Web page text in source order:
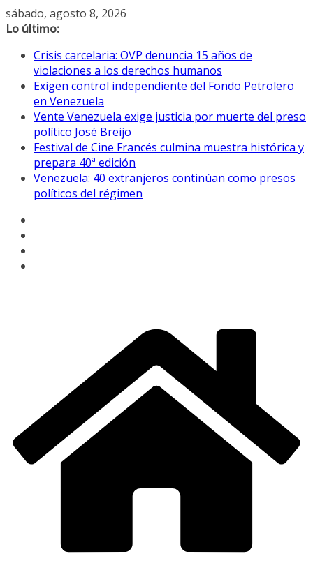
Saltar
al
sábado, agosto 8, 2026
Lo último:
Crisis carcelaria: OVP denuncia 15 años de
violaciones a los derechos humanos
Exigen control independiente del Fondo Petrolero
en Venezuela
Vente Venezuela exige justicia por muerte del preso
político José Breijo
Festival de Cine Francés culmina muestra histórica y
prepara 40ª edición
Venezuela: 40 extranjeros continúan como presos
políticos del régimen